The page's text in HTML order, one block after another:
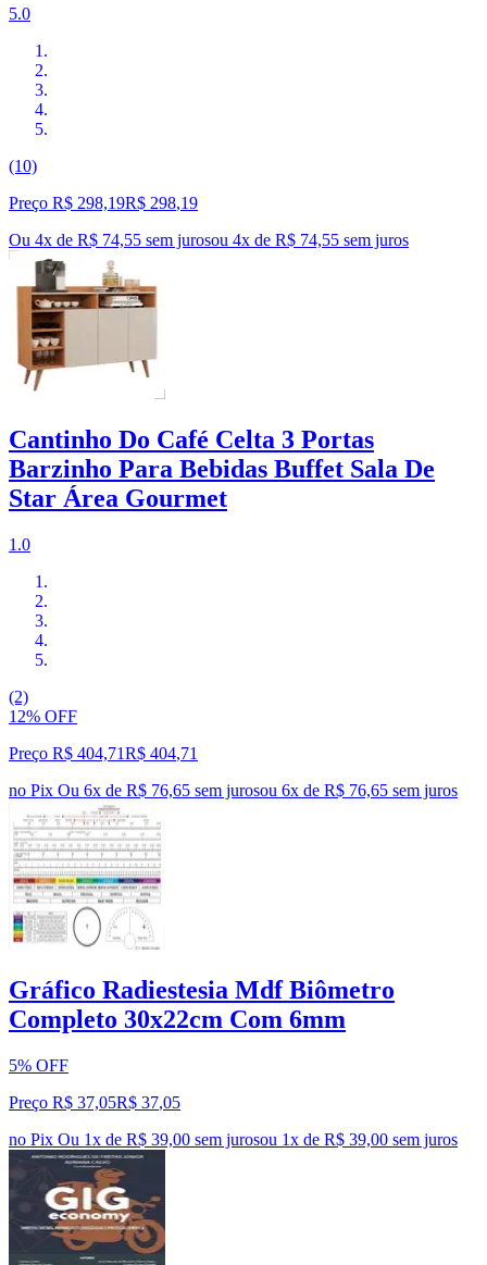
5.0
(10)
Preço R$ 298,19R$ 298,19
Ou 4x de R$ 74,55 sem jurosou 4x de R$ 74,55 sem juros
Cantinho Do Café Celta 3 Portas
Barzinho Para Bebidas Buffet Sala De
Star Área Gourmet
1.0
(2)
12% OFF
Preço R$ 404,71R$ 404,71
no Pix Ou 6x de R$ 76,65 sem jurosou 6x de R$ 76,65 sem juros
Gráfico Radiestesia Mdf Biômetro
Completo 30x22cm Com 6mm
5% OFF
Preço R$ 37,05R$ 37,05
no Pix Ou 1x de R$ 39,00 sem jurosou 1x de R$ 39,00 sem juros